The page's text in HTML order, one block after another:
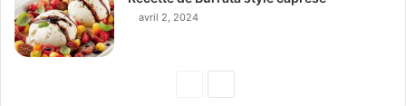
avril 2, 2024